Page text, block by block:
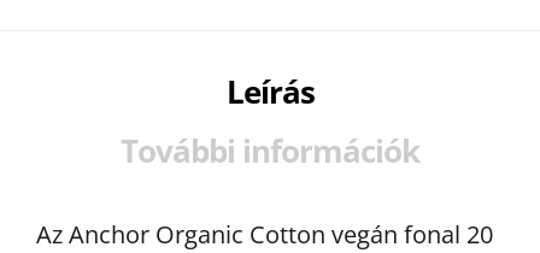
Leírás
További információk
Az Anchor Organic Cotton vegán fonal 20